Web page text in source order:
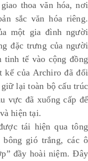
thoa văn hóa, nơi
sắc văn hóa riêng.
một gia đình người
đặc trưng của người
tinh tế vào cộng đồng
kế của Archiro đã đối
lại toàn bộ cấu trúc
vực đã xuống cấp để
hiện tại.
tái hiện qua tông
bông gió trắng, các ô
đầy hoài niệm. Đây